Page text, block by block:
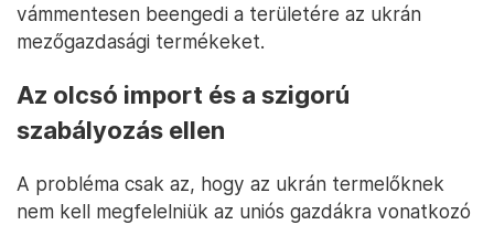
vámmentesen beengedi a területére az ukrán
mezőgazdasági termékeket.
Az olcsó import és a szigorú
szabályozás ellen
A probléma csak az, hogy az ukrán termelőknek
nem kell megfelelniük az uniós gazdákra vonatkozó